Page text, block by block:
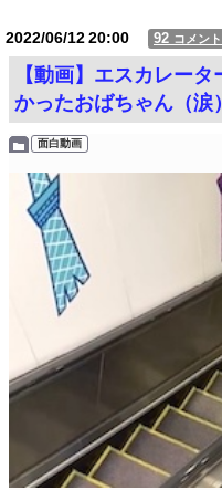
2022/06/1220:00 92 コメント
【動画】エスカレー
かったおばちゃん（涙）
面白動画